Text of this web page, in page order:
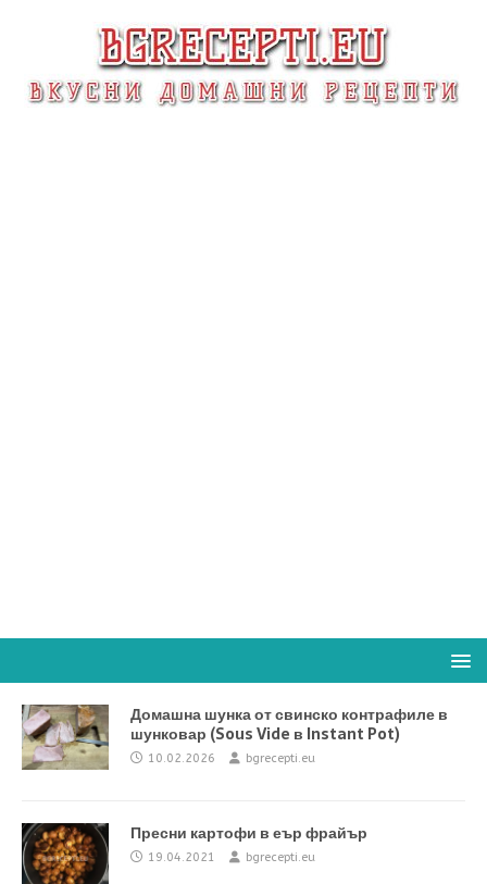
Домашна шунка от свинско контрафиле в
шунковар (Sous Vide в Instant Pot)
10.02.2026 bgrecepti.eu
Пресни картофи в еър фрайър
19.04.2021 bgrecepti.eu